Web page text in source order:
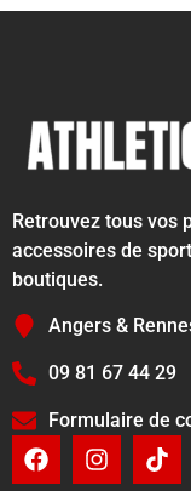
Retrouvez tous vos
accessoires de
boutiques.
Angers &
09 81 67 44 29
Formulaire de